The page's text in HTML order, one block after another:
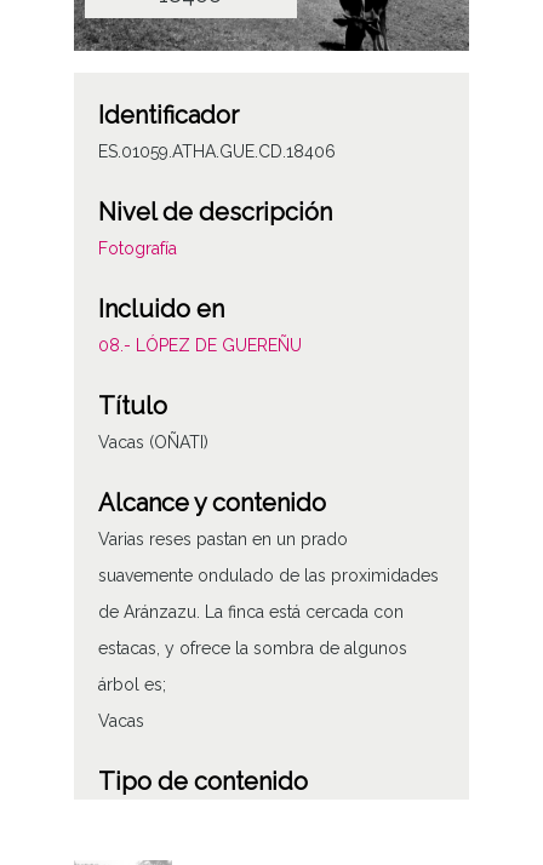
Identificador
ES.01059.ATHA.GUE.CD.18406
Nivel de descripción
Fotografía
Incluido en
08.- LÓPEZ DE GUEREÑU
Título
Vacas (OÑATI)
Alcance y contenido
Varias reses pastan en un prado
suavemente ondulado de las proximidades
de Aránzazu. La finca está cercada con
estacas, y ofrece la sombra de algunos
árbol es;
Vacas
Tipo de contenido